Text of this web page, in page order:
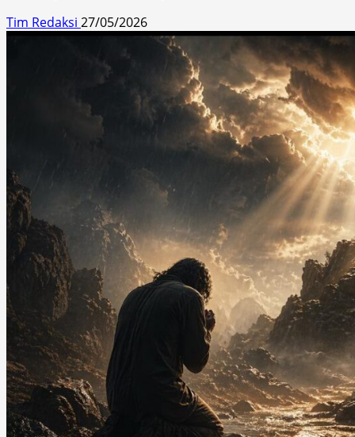
Tim Redaksi 27/05/2026